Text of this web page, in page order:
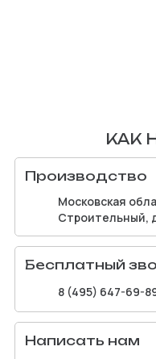
КАК
Производство
Московская
Строительный,
Бесплатный
8 (495) 647-69-
Написать нам